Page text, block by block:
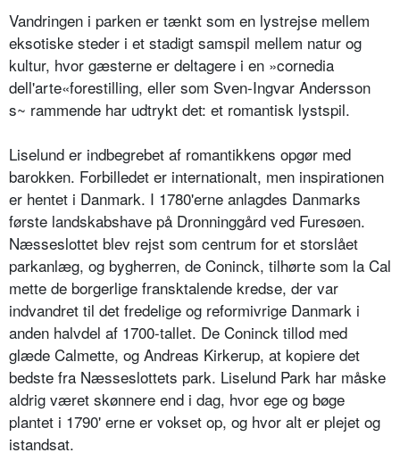
Vandringen i parken er tænkt som en lystrejse mellem
eksotiske steder i et stadigt samspil mellem natur og
kultur, hvor gæsterne er deltagere i en »cornedia
dell'arte«forestilling, eller som Sven-Ingvar Andersson
s~ rammende har udtrykt det: et romantisk lystspil.
Liselund er indbegrebet af romantikkens opgør med
barokken. Forbilledet er internationalt, men inspirationen
er hentet i Danmark. I 1780'erne anlagdes Danmarks
første landskabshave på Dronninggård ved Furesøen.
Næsseslottet blev rejst som centrum for et storslået
parkanlæg, og bygherren, de Coninck, tilhørte som la Cal
mette de borgerlige fransktalende kredse, der var
indvandret til det fredelige og reformivrige Danmark i
anden halvdel af 1700-tallet. De Coninck tillod med
glæde Calmette, og Andreas Kirkerup, at kopiere det
bedste fra Næsseslottets park. Liselund Park har måske
aldrig været skønnere end i dag, hvor ege og bøge
plantet i 1790' erne er vokset op, og hvor alt er plejet og
istandsat.